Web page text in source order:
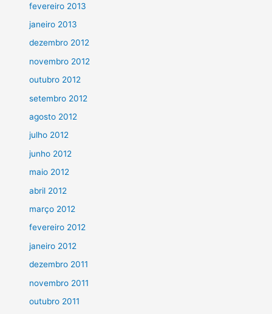
fevereiro 2013
janeiro 2013
dezembro 2012
novembro 2012
outubro 2012
setembro 2012
agosto 2012
julho 2012
junho 2012
maio 2012
abril 2012
março 2012
fevereiro 2012
janeiro 2012
dezembro 2011
novembro 2011
outubro 2011